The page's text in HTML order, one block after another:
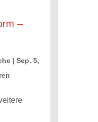
–
| Sep. 5,